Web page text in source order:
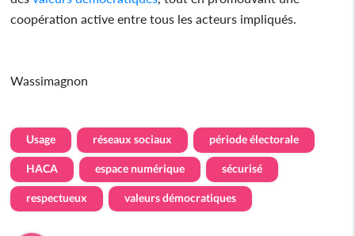
coopération active entre tous les acteurs impliqués.
Wassimagnon
Usage réseaux sociaux période électorale
HACA espace numérique sécurisé
respectueux valeurs démocratiques